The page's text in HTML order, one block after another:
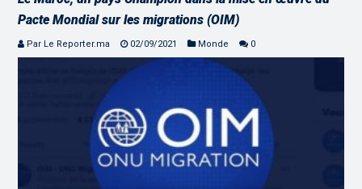
Pacte Mondial sur les migrations (OIM)
Par Le Reporter.ma 02/09/2021 Monde 0